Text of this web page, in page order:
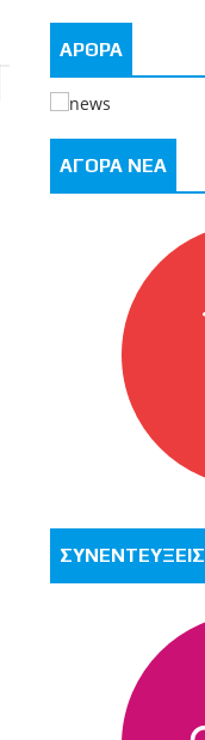
ΑΡΘΡΑ
ΑΓΟΡΑ ΝΕΑ
ΣΥΝΕΝΤΕΥΞΕΙΣ